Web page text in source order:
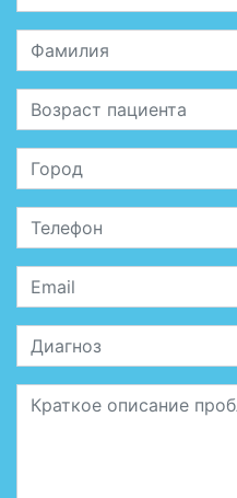
Фамилия
Возраст пациента
Место жительства
Телефон
Email
Диагноз
Сообщение